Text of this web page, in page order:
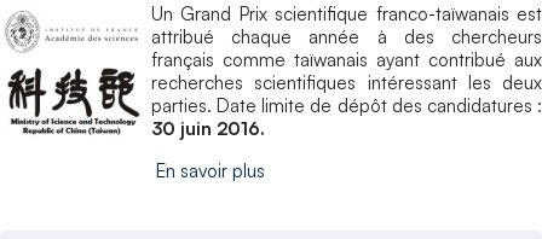
Un Grand Prix scientifique franco-taïwanais est
attribué chaque année à des chercheurs
français comme taïwanais ayant contribué aux
recherches scientifiques intéressant les deux
parties. Date limite de dépôt des candidatures :
30 juin 2016.
En savoir plus